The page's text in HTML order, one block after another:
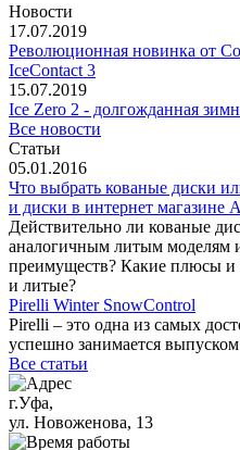
Новости
17.07.2019
Революционная новинка от
IceContact 3
15.07.2019
Ice Zero 2 - долгожданная
Все новости
Статьи
05.01.2016
Что выбрать кованые диски
и диски в интернет магазине
Действительно ли кованые
аналогичным литым моделям
преимуществ? Какие плюсы
и литые?
Pirelli Winter SnowControl
Pirelli – это одна из самых
успешно занимается
Все статьи
г.Уфа,
ул. Новоженова, 13